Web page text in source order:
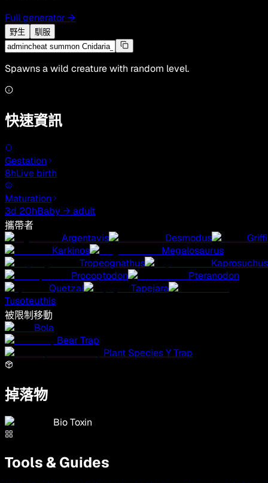
Full generator→
野生 馴服
Spawns a wild creature with random level.
快速資訊
Gestation
8hLive birth
Maturation
3d 20hBaby → adult
攜帶者
Argentavis
Desmodus
Karkinos
Megalosaurus
Tropeognathus
Kaprosuchus
Procoptodon
Pteranodon
Quetzal
Tapejara
Tusoteuthis
被限制移動
Bola
Bear Trap
Plant Species Y Trap
掉落物
Bio Toxin
Tools & Guides